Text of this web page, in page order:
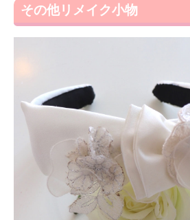
その他リメイク小物